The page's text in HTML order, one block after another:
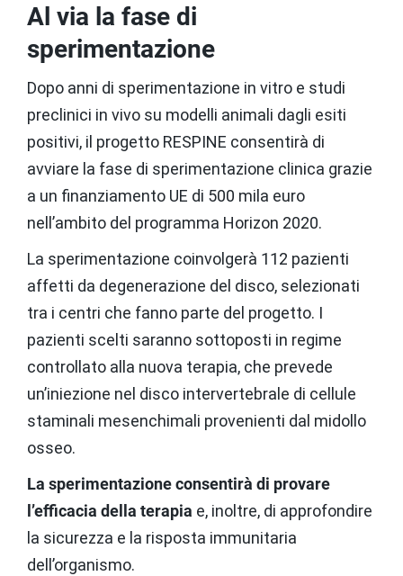
Al via la fase di
sperimentazione
Dopo anni di sperimentazione in vitro e studi
preclinici in vivo su modelli animali dagli esiti
positivi, il progetto RESPINE consentirà di
avviare la fase di sperimentazione clinica grazie
a un finanziamento UE di 500 mila euro
nell’ambito del programma Horizon 2020.
La sperimentazione coinvolgerà 112 pazienti
affetti da degenerazione del disco, selezionati
tra i centri che fanno parte del progetto. I
pazienti scelti saranno sottoposti in regime
controllato alla nuova terapia, che prevede
un’iniezione nel disco intervertebrale di cellule
staminali mesenchimali provenienti dal midollo
osseo.
La sperimentazione consentirà di provare
l’efficacia della terapia e, inoltre, di approfondire
la sicurezza e la risposta immunitaria
dell’organismo.